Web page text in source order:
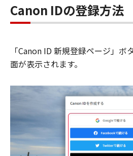
Canon IDの登録方法
「Canon ID 新規登録ページ」
面が表示されます。